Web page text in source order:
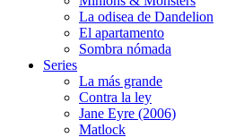
La odisea de Dandelion
El apartamento
Sombra nómada
Series
La más grande
Contra la ley
Jane Eyre (2006)
Matlock